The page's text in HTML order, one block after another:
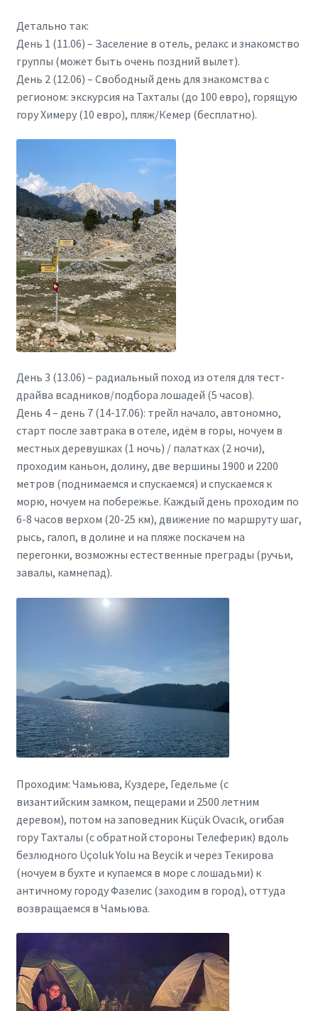
Детально так:
День 1 (11.06) – Заселение в отель, релакс и знакомство
группы (может быть очень поздний вылет).
День 2 (12.06) – Свободный день для знакомства с
регионом: экскурсия на Тахталы (до 100 евро), горящую
гору Химеру (10 евро), пляж/Кемер (бесплатно).
День 3 (13.06) – радиальный поход из отеля для тест-
драйва всадников/подбора лошадей (5 часов).
День 4 – день 7 (14-17.06): трейл начало, автономно,
старт после завтрака в отеле, идём в горы, ночуем в
местных деревушках (1 ночь) / палатках (2 ночи),
проходим каньон, долину, две вершины 1900 и 2200
метров (поднимаемся и спускаемся) и спускаемся к
морю, ночуем на побережье. Каждый день проходим по
6-8 часов верхом (20-25 км), движение по маршруту шаг,
рысь, галоп, в долине и на пляже поскачем на
перегонки, возможны естественные преграды (ручьи,
завалы, камнепад).
Проходим: Чамьюва, Куздере, Гедельме (с
византийским замком, пещерами и 2500 летним
деревом), потом на заповедник Küçük Ovacık, огибая
гору Тахталы (с обратной стороны Телеферик) вдоль
безлюдного Üçoluk Yolu на Beycik и через Текирова
(ночуем в бухте и купаемся в море с лошадьми) к
античному городу Фазелис (заходим в город), оттуда
возвращаемся в Чамьюва.